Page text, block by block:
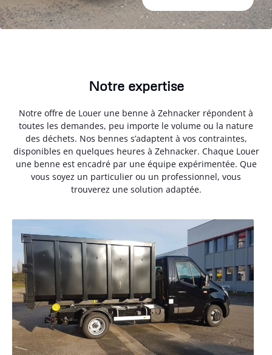
Notre expertise
Notre offre de Louer une benne à Zehnacker répondent à
toutes les demandes, peu importe le volume ou la nature
des déchets. Nos bennes s’adaptent à vos contraintes,
disponibles en quelques heures à Zehnacker. Chaque Louer
une benne est encadré par une équipe expérimentée. Que
vous soyez un particulier ou un professionnel, vous
trouverez une solution adaptée.